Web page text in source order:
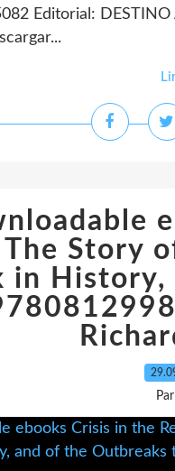
Editorial:
The Story
in